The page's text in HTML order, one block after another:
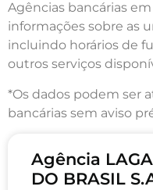
Agências bancárias em
informações sobre as
incluindo horários de
outros serviços
*Os dados podem ser
bancárias sem aviso
Agência
DO BRASIL